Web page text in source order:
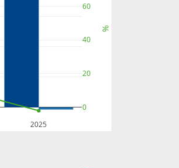
2025
0
20
40
60
%